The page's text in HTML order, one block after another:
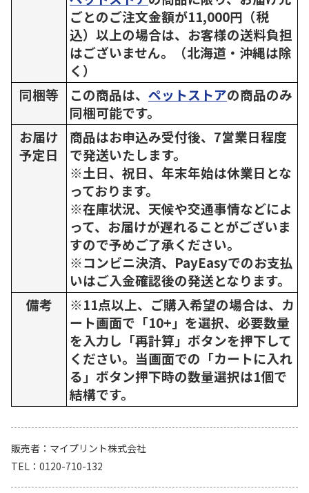
ごとのご注文金額が11,000円（税
込）以上の場合は、お客様の送料負担
はございません。（北海道・沖縄は除
く）
同梱等
この商品は、 ペットストアの商品のみ
同梱可能です。
お届け
予定日
商品はお申込み受付後、7営業日程度
で発送いたします。
※土日、祝日、年末年始は休業日とな
っております。
※在庫状況、天候や交通事情などによ
って、お届けが遅れることがございま
すので予めご了承ください。
※コンビニ決済、PayEasyでのお支払
いはご入金確認後の発送となります。
備考
※11点以上、ご購入希望の場合は、カ
ート画面で「10+」を選択、必要数量
を入力し「再計算」ボタンを押下して
ください。当画面での「カートに入れ
る」ボタン押下時の数量選択は1個で
結構です。
販売者
マイプリント株式会社
TEL
0120-710-132